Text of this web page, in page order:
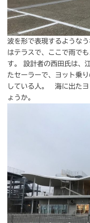
波を形で表現するような
はテラスで、ここで雨で
す。 設計者の西田氏は、
たセーラーで、ヨット乗
している人。 海に出た
ょうか。